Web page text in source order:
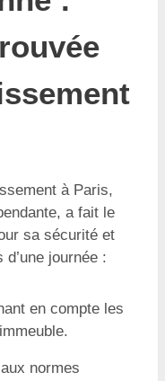
à Paris,
a fait le
sa sécurité et
journée :
en compte les
aux normes